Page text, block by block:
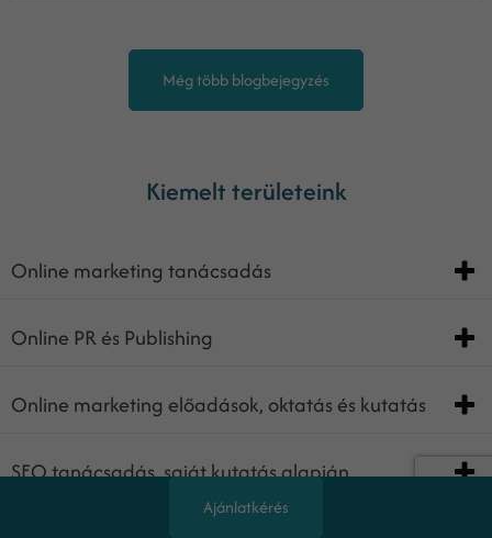
Még több blogbejegyzés
Kiemelt területeink
Online marketing tanácsadás
Online PR és Publishing
Online marketing előadások, oktatás és kutatás
SEO tanácsadás, saját kutatás alapján
Ajánlatkérés